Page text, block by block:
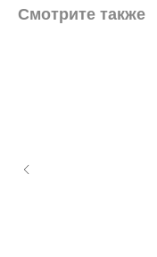
Смотрите также